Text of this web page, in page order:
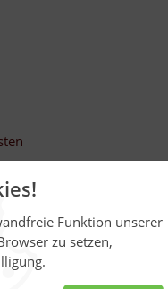
Funktion unserer
zu setzen,